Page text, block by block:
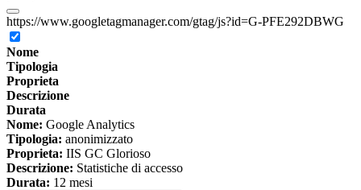
https://www.googletagmanager.com/gtag/js?id=G-PFE292DBWG
Nome
Tipologia
Proprieta
Descrizione
Durata
Nome: Google Analytics
Tipologia: anonimizzato
Proprieta: IIS GC Glorioso
Descrizione: Statistiche di accesso
Durata: 12 mesi